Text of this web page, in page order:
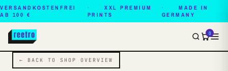
VERSANDKOSTENFREI
AB 100 €
XXL PREMIUM
PRINTS
MADE IN
GERMANY
0
← BACK TO SHOP OVERVIEW